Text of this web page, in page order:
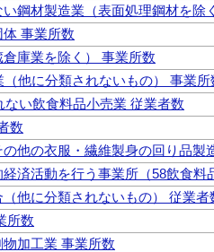
鋼材製造業（表面処理鋼材を除
事業所数
庫業を除く） 事業所数
他に分類されないもの） 事業所
ない飲食料品小売業 従業者数
数
他の衣服・繊維製身の回り品製
済活動を行う事業所（58飲食料
他に分類されないもの） 従業者
所数
加工業 事業所数